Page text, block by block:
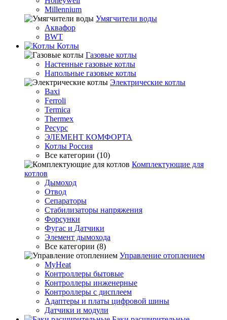
Millennium
Умягчители воды
Аквафор
BWT
Котлы
Гaзовые котлы
Настенные газовые котлы
Напольные газовые котлы
Электрические котлы
Baxi
Ferroli
Termica
Thermex
Ресурс
ЭЛЕМЕНТ КОМФОРТА
Котлы Россия
Все категории (10)
Комплектующие для
котлов
Дымоход
Отвод
Сепараторы
Стабилизаторы напряжения
Форсунки
Фугас и Датчики
Элемент дымохода
Все категории (8)
Управление отоплением
MyHeat
Контроллеры бытовые
Контроллеры инженерные
Контроллеры с дисплеем
Адаптеры и платы цифровой шины
Датчики и модули